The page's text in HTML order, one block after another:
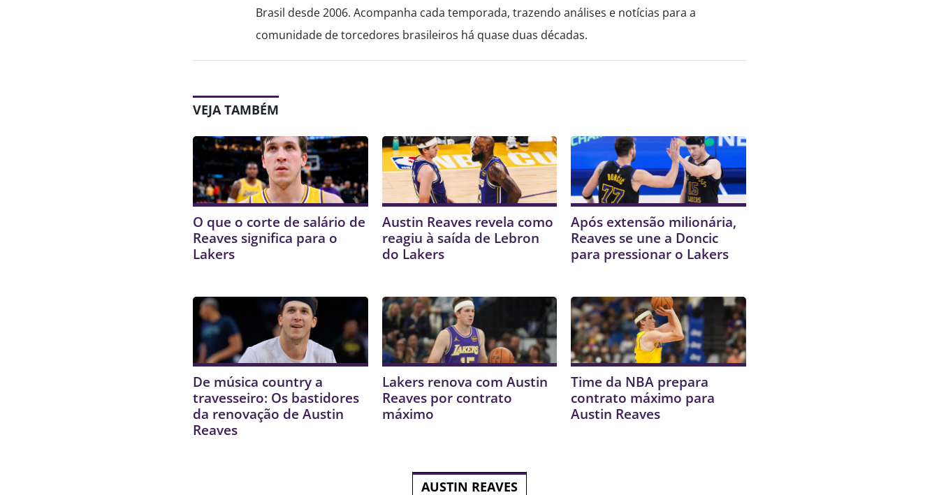
Brasil desde 2006. Acompanha cada temporada, trazendo análises e notícias para a
comunidade de torcedores brasileiros há quase duas décadas.
VEJA TAMBÉM
O que o corte de salário de
Reaves significa para o
Lakers
Austin Reaves revela como
reagiu à saída de Lebron
do Lakers
Após extensão milionária,
Reaves se une a Doncic
para pressionar o Lakers
De música country a
travesseiro: Os bastidores
da renovação de Austin
Reaves
Lakers renova com Austin
Reaves por contrato
máximo
Time da NBA prepara
contrato máximo para
Austin Reaves
AUSTIN REAVES